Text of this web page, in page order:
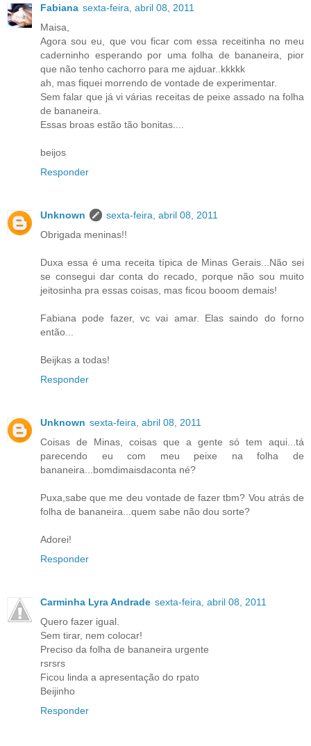
Fabiana sexta-feira, abril 08, 2011
Maisa,
Agora sou eu, que vou ficar com essa receitinha no meu
caderninho esperando por uma folha de bananeira, pior
que não tenho cachorro para me ajduar..kkkkk
ah, mas fiquei morrendo de vontade de experimentar.
Sem falar que já vi várias receitas de peixe assado na folha
de bananeira.
Essas broas estão tão bonitas....
beijos
Responder
Unknown
sexta-feira, abril 08, 2011
Obrigada meninas!!
Duxa essa é uma receita típica de Minas Gerais...Não sei
se consegui dar conta do recado, porque não sou muito
jeitosinha pra essas coisas, mas ficou booom demais!
Fabiana pode fazer, vc vai amar. Elas saindo do forno
então...
Beijkas a todas!
Responder
Unknown sexta-feira, abril 08, 2011
Coisas de Minas, coisas que a gente só tem aqui...tá
parecendo eu com meu peixe na folha de
bananeira...bomdimaisdaconta né?
Puxa,sabe que me deu vontade de fazer tbm? Vou atrás de
folha de bananeira...quem sabe não dou sorte?
Adorei!
Responder
Carminha Lyra Andrade sexta-feira, abril 08, 2011
Quero fazer igual.
Sem tirar, nem colocar!
Preciso da folha de bananeira urgente
rsrsrs
Ficou linda a apresentação do rpato
Beijinho
Responder